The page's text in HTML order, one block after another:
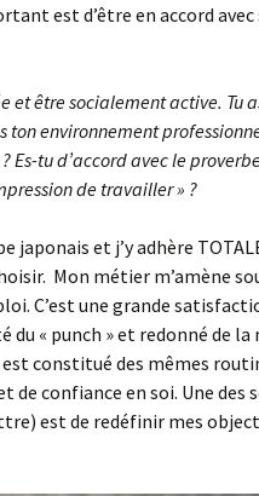
est d’être en accord
et être socialement active. Tu
environnement
tu d’accord avec le
de travailler » ?
japonais et j’y adhère
Mon métier m’amène
C’est une grande
« punch » et redonné de
constitué des mêmes
de confiance en soi. Une des
est de redéfinir mes